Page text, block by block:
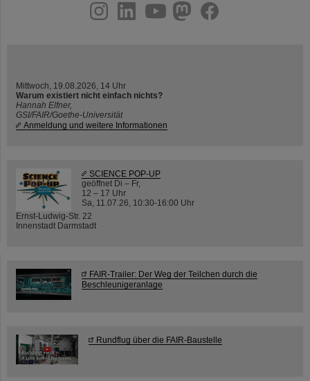
youtube
helmholtz.social
facebook
Mittwoch, 19.08.2026, 14 Uhr
Warum existiert nicht einfach nichts?
Hannah Elfner,
GSI/FAIR/Goethe-Universität
Anmeldung und weitere Informationen
SCIENCE POP-UP
geöffnet Di – Fr,
12 – 17 Uhr
Sa, 11.07.26, 10:30-16:00 Uhr
Ernst-Ludwig-Str. 22
Innenstadt Darmstadt
FAIR-Trailer: Der Weg der Teilchen durch die
Beschleunigeranlage
Rundflug über die FAIR-Baustelle